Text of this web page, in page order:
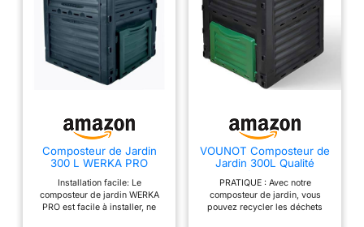
Composteur de Jardin
300 L WERKA PRO
Installation facile: Le
composteur de jardin WERKA
PRO est facile à installer, ne
VOUNOT Composteur de
Jardin 300L Qualité
Composteur pour Jardin
Déchets Bac à Composte
en Polypropylène
PRATIQUE : Avec notre
composteur de jardin, vous
pouvez recycler les déchets